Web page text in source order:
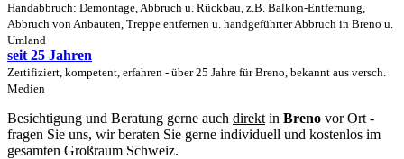
Handabbruch: Demontage, Abbruch u. Rückbau, z.B. Balkon-Entfernung,
Abbruch von Anbauten, Treppe entfernen u. handgeführter Abbruch in Breno u.
Umland
seit 25 Jahren
Zertifiziert, kompetent, erfahren - über 25 Jahre für Breno, bekannt aus versch.
Medien
Besichtigung und Beratung gerne auch direkt in Breno vor Ort -
fragen Sie uns, wir beraten Sie gerne individuell und kostenlos im
gesamten Großraum Schweiz.